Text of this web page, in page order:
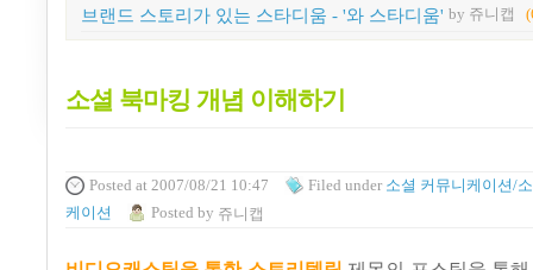
브랜드 스토리가 있는 스타디움 - '와 스타디움' by 쥬니캡
소셜 북마킹 개념 이해하기
Posted at 2007/08/21 10:47 Filed under 소셜 커뮤니케이션/
케이션
Posted by 쥬니캡